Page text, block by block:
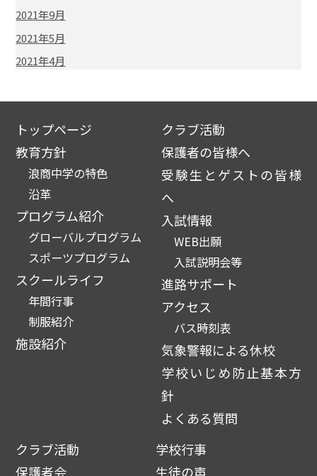
2021年9月
2021年5月
2021年4月
トップページ
教育方針
浪商中学の特色
沿革
プログラム紹介
グローバルプログラム
スポーツプログラム
スクールライフ
年間行事
制服紹介
施設紹介
クラブ活動
保護者の皆様へ
受験生とゲストの皆様
へ
入試情報
WEB出願
入試説明会等
進路サポート
アクセス
バス時刻表
気象警報による休校
学校いじめ防止基本方
針
よくある質問
クラブ活動
学校行事
保護者会
生徒の声